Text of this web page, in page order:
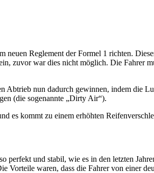
neuen Reglement der Formel 1 richten.
war dies nicht möglich. Die Fahrer
nun dadurch gewinnen, indem die
(die sogenannte „Dirty Air“).
es kommt zu einem erhöhten
und stabil, wie es in den letzten
waren, dass die Fahrer von einer